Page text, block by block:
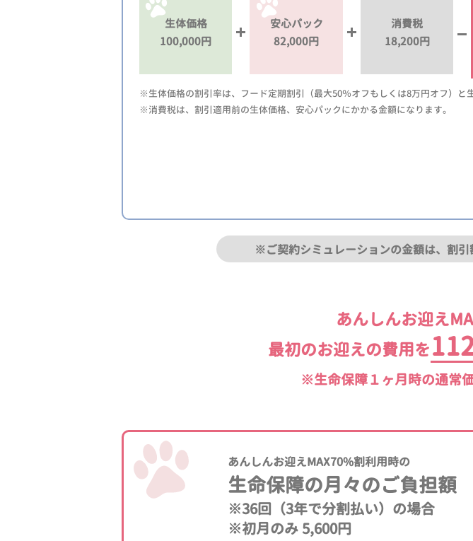
生体価格
100,000円
安心パック
82,000円
消費税
18,200円
※生体価格の割引率は、フード定期割引（最大50％オフもしくは8万円オフ）と
※消費税は、割引適用前の生体価格、安心パックにかかる金額になります。
※ご契約シミュレーションの金額は、割引
あんしんお迎え
最初のお迎えの費用を
※生命保障１ヶ月時の通常
あんしんお迎えMAX70%割利用時の
生命保障の月々のご負担額
※36回（3年で分割払い）の場合
※初月のみ 5,600円